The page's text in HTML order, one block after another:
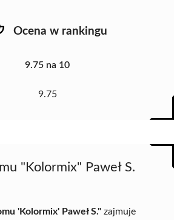
Ocena w rankingu
9.75 na 10
9.75
"Kolormix" Paweł S.
'Kolormix' Paweł S." zajmuje